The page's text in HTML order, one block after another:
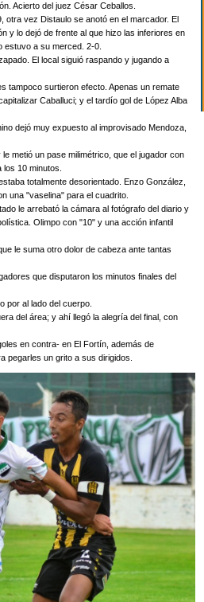
Acierto del juez César Ceballos.
otra vez Distaulo se anotó en el marcador. El
y lo dejó de frente al que hizo las inferiores en
estuvo a su merced. 2-0.
El local siguió raspando y jugando a
tampoco surtieron efecto. Apenas un remate
Caballuci; y el tardío gol de López Alba
dejó muy expuesto al improvisado Mendoza,
metió un pase milimétrico, que el jugador con
10 minutos.
totalmente desorientado. Enzo González,
una "vaselina" para el cuadrito.
le arrebató la cámara al fotógrafo del diario y
Olimpo con "10" y una acción infantil
le suma otro dolor de cabeza ante tantas
que disputaron los minutos finales del
por al lado del cuerpo.
del área; y ahí llegó la alegría del final, con
en contra- en El Fortín, además de
pegarles un grito a sus dirigidos.